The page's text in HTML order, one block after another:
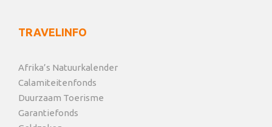
TRAVELINFO
Afrika’s Natuurkalender
Calamiteitenfonds
Duurzaam Toerisme
Garantiefonds